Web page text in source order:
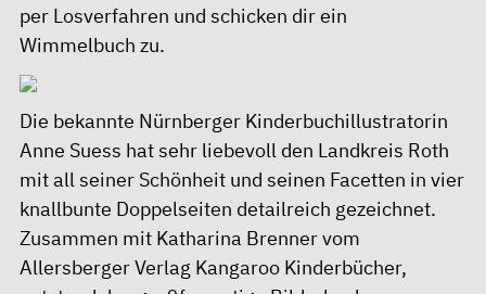
per Losverfahren und schicken dir ein
Wimmelbuch zu.
Die bekannte Nürnberger Kinderbuchillustratorin
Anne Suess hat sehr liebevoll den Landkreis Roth
mit all seiner Schönheit und seinen Facetten in vier
knallbunte Doppelseiten detailreich gezeichnet.
Zusammen mit Katharina Brenner vom
Allersberger Verlag Kangaroo Kinderbücher,